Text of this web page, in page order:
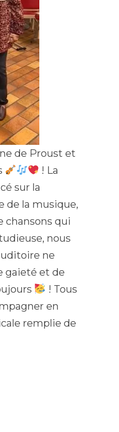
de Proust et
! La
sur la
de la musique,
chansons qui
nous
ne
gaieté et de
! Tous
en
remplie de